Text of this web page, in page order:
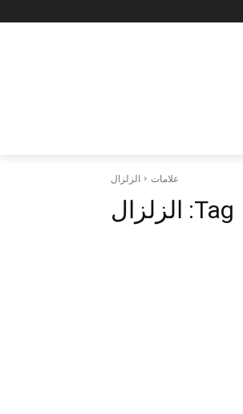
علامات الزلزال
Tag: الزلزال